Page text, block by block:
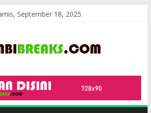
September 18, 2025